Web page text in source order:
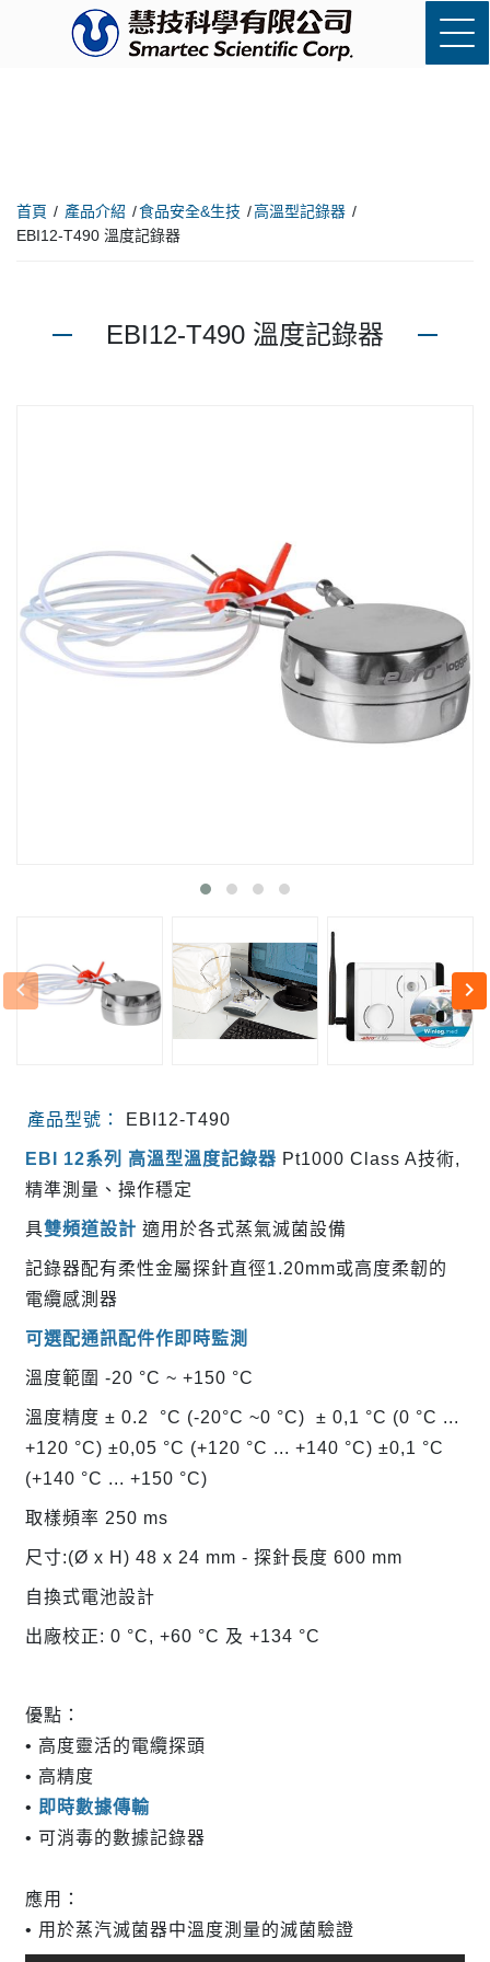
首頁 產品介紹 食品安全&生技
高溫型記錄器
EBI12-T490 溫度記錄器
EBI12-T490 溫度記錄器
keyboard_arrow_left keyboard_arrow_right
產品型號： EBI12-T490
EBI 12系列 高溫型溫度記錄器 Pt1000 Class A技術,
精準測量、操作穩定
具雙頻道設計 適用於各式蒸氣滅菌設備
記錄器配有柔性金屬探針直徑1.20mm或高度柔韌的
電纜感測器
可選配通訊配件作即時監測
溫度範圍 -20 °C ~ +150 °C
溫度精度 ± 0.2 °C (-20°C ~0 °C) ± 0,1 °C (0 °C ...
+120 °C) ±0,05 °C (+120 °C ... +140 °C) ±0,1 °C
(+140 °C ... +150 °C)
取樣頻率 250 ms
尺寸:(Ø x H) 48 x 24 mm - 探針長度 600 mm
自換式電池設計
出廠校正: 0 °C, +60 °C 及 +134 °C
優點：
• 高度靈活的電纜探頭
• 高精度
• 即時數據傳輸
• 可消毒的數據記錄器
應用：
• 用於蒸汽滅菌器中溫度測量的滅菌驗證